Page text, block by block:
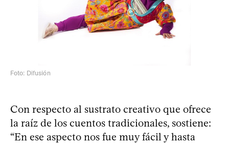
Foto: Difusión
Con respecto al sustrato creativo que ofrece
la raíz de los cuentos tradicionales, sostiene:
“En ese aspecto nos fue muy fácil y hasta